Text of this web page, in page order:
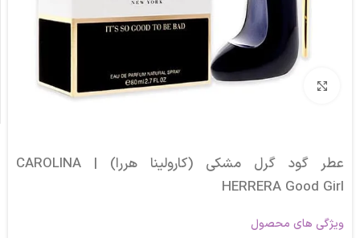
برای بزرگنمایی کلیک کنید
عطر گود گرل مشکی (کارولینا هررا) | CAROLINA
HERRERA Good Girl
ویژگی های محصول